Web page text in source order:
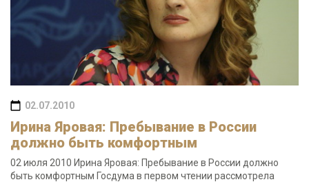
02.07.2010
Ирина Яровая: Пребывание в России
должно быть комфортным
02 июля 2010 Ирина Яровая: Пребывание в России должно
быть комфортным Госдума в первом чтении рассмотрела